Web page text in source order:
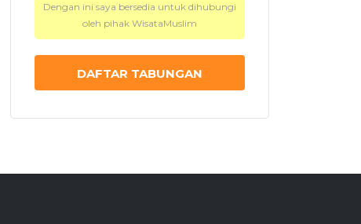
Dengan ini saya bersedia untuk dihubungi
oleh pihak WisataMuslim
DAFTAR TABUNGAN